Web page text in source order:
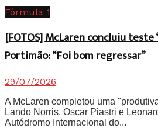
Fórmula 1
[FOTOS] McLaren concluiu
Portimão: “Foi bom regressar”
29/07/2026
A McLaren completou uma
Lando Norris, Oscar Piastri e
Autódromo Internacional do...